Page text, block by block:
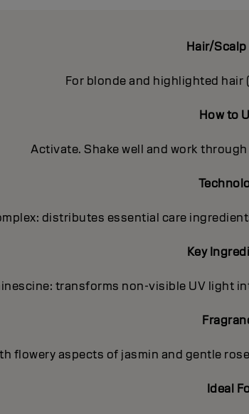
Hair/Scalp
For blonde and highlighted hair
How to
Activate. Shake well and work
distributes essential care
Key
transforms non-visible UV light
flowery aspects of jasmin and gentle
Ideal